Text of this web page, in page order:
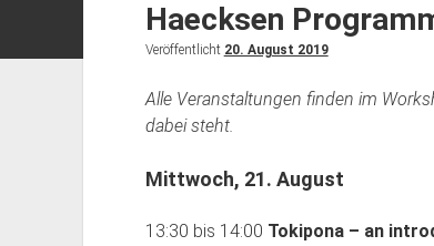
Haecksen
Veröffentlicht 20. August 2019
Alle Veranstaltungen finden im
dabei steht.
Mittwoch, 21. August
13:30 bis 14:00 Tokipona – an